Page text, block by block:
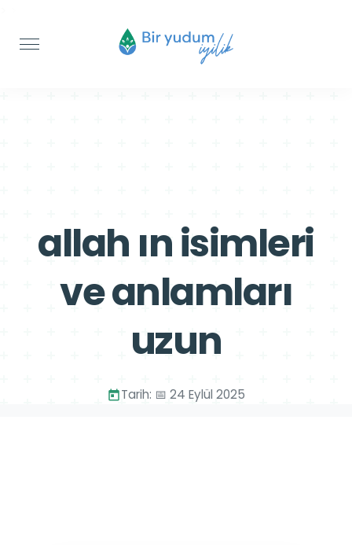
allah ın isimleri
ve anlamları
uzun
Tarih: 📅 24 Eylül 2025